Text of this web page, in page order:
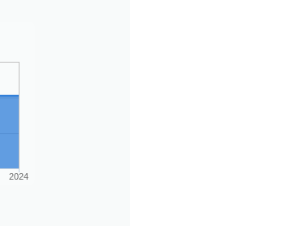
2024